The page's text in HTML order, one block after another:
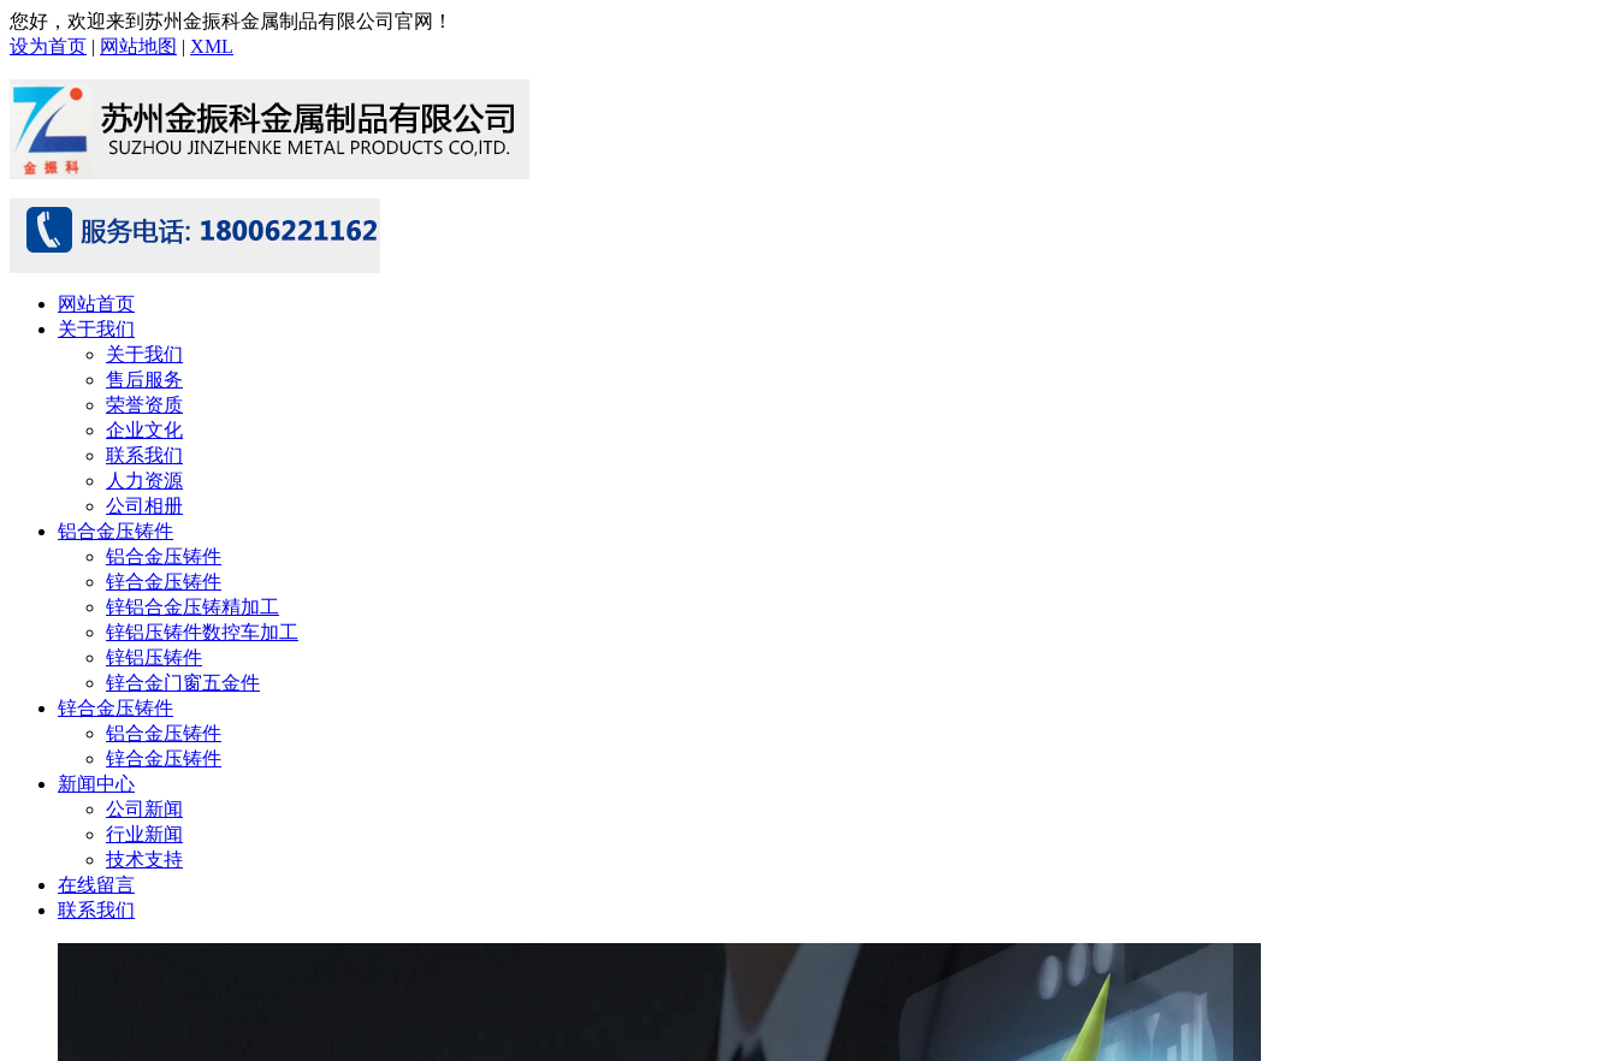
您好，欢迎来到苏州金振科金属制品有限公司官网！
设为首页 | 网站地图 | XML
网站首页
关于我们
关于我们
售后服务
荣誉资质
企业文化
联系我们
人力资源
公司相册
铝合金压铸件
铝合金压铸件
锌合金压铸件
锌铝合金压铸精加工
锌铝压铸件数控车加工
锌铝压铸件
锌合金门窗五金件
锌合金压铸件
铝合金压铸件
锌合金压铸件
新闻中心
公司新闻
行业新闻
技术支持
在线留言
联系我们